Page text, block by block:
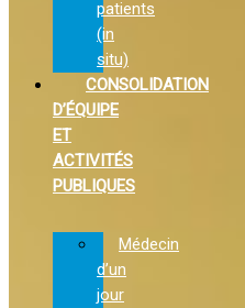
patients
(in
situ)
CONSOLIDATION
D’ÉQUIPE
ET
ACTIVITÉS
PUBLIQUES
Médecin
d’un
jour